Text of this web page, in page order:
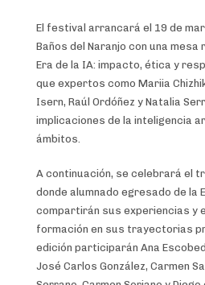
El festival arrancará el 19 de
Baños del Naranjo con una mesa
Era de la IA: impacto, ética y
que expertos como Mariia
Isern, Raúl Ordóñez y Natalia
implicaciones de la inteligencia
ámbitos.
A continuación, se celebrará el
donde alumnado egresado de la
compartirán sus experiencias y
formación en sus trayectorias
edición participarán Ana
José Carlos González, Carmen